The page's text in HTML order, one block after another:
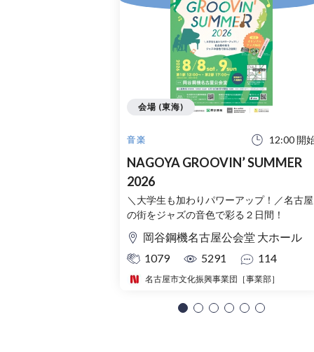
音楽 12:00 開
NAGOYA GROOVIN’ SUMMER
2026
＼大学生も加わりパワーアップ！／名古屋
の街をジャズの音色で彩る２日間！
岡谷鋼機名古屋公会堂 大ホール
1079
5291 114
名古屋市文化振興事業団［事業部］
会場 (東海)